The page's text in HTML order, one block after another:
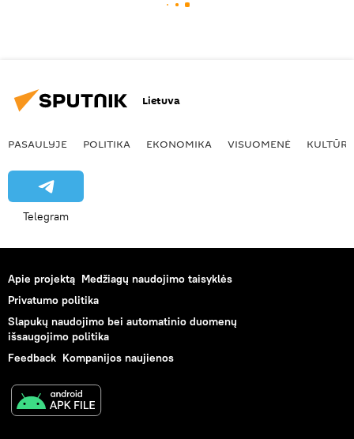
Lietuva
PASAULYJE POLITIKA EKONOMIKA VISUOMENĖ KULTŪRA
Telegram
Apie projektą Medžiagų naudojimo taisyklės
Privatumo politika
Slapukų naudojimo bei automatinio duomenų
išsaugojimo politika
Feedback Kompanijos naujienos